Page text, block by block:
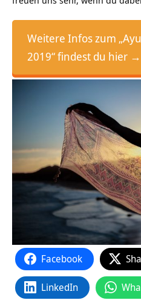
Weitere Infos zum
2019“ findest du hier →
Facebook
LinkedIn